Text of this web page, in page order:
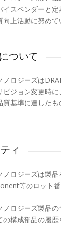
イスベンダーと
上活動に努めて
ついて
ノロジーズは
ビジョン変更時
質基準に達したも
ィ
ノロジーズは製
等のロット
ノロジーズ製品
の構成部品の履歴